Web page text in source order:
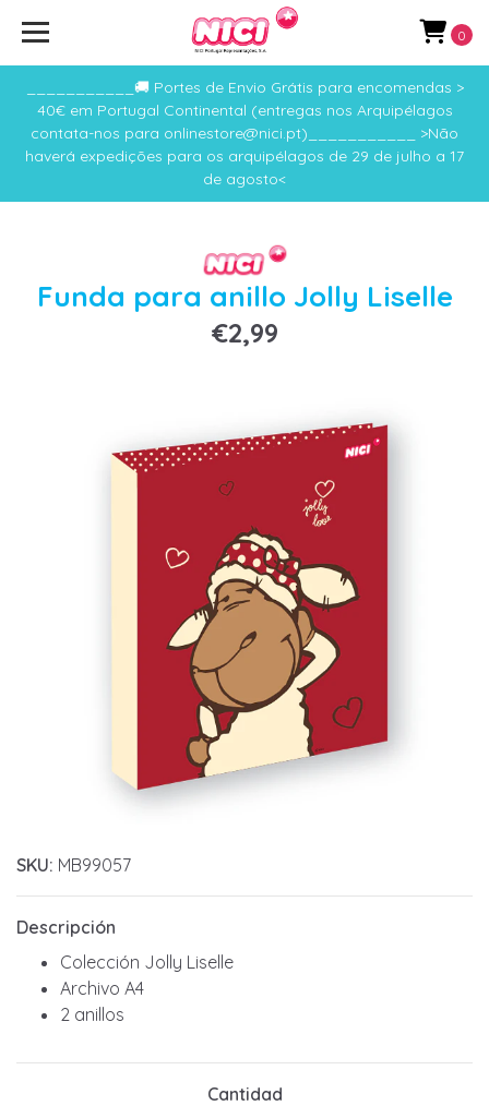
___________🚚 Portes de Envio Grátis para encomendas >
40€ em Portugal Continental (entregas nos Arquipélagos
contata-nos para onlinestore@nici.pt)___________ >Não
haverá expedições para os arquipélagos de 29 de julho a 17
de agosto<
0
Funda para anillo Jolly Liselle
€2,99
SKU: MB99057
Descripción
Colección Jolly Liselle
Archivo A4
2 anillos
Cantidad